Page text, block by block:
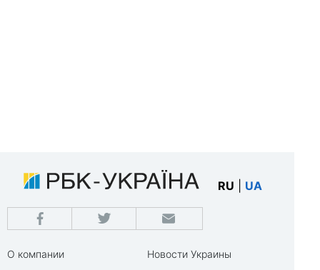
RU UA
О компании
Новости Украины